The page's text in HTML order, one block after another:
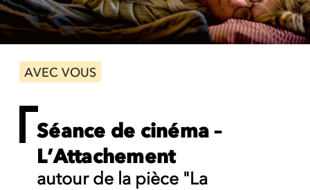
AVEC VOUS
Séance de cinéma –
L’Attachement
autour de la pièce "La